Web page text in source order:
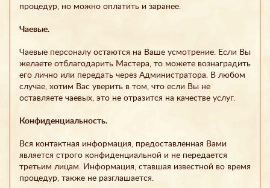
процедур, но можно оплатить и заранее.
Чаевые.
Чаевые персоналу остаются на Ваше усмотрение. Если Вы
желаете отблагодарить Мастера, то можете вознаградить
его лично или передать через Администратора. В любом
случае, хотим Вас уверить в том, что если Вы не
оставляете чаевых, это не отразится на качестве услуг.
Конфиденциальность.
Вся контактная информация, предоставленная Вами
является строго конфиденциальной и не передается
третьим лицам. Информация, ставшая известной во время
процедур, также не разглашается.